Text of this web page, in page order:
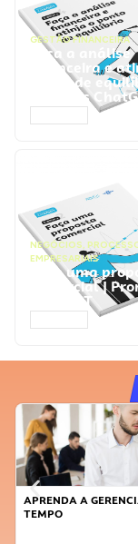
GESTÃO FINANCEIRA
Faça a análise
financeira e
ponto de
Prompts
NEGÓCIOS,
EMPRESARIAIS
Faça uma
comercial |
ChatGPT
APRENDA A
TEMPO